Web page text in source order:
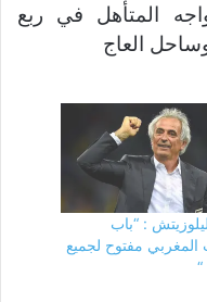
المتأهل في ربع
العاج
: “باب
المغربي مفتوح لجميع
“